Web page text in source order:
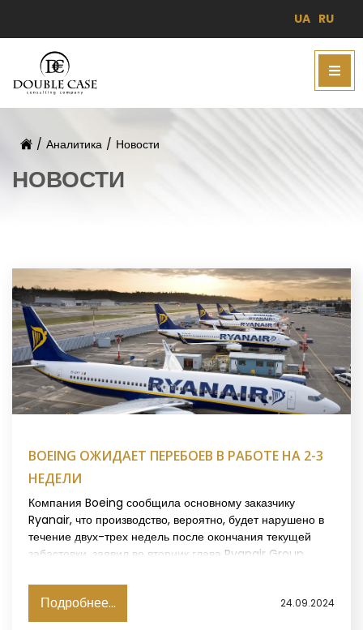
UA RU
/ Аналитика / Новости
НОВОСТИ
BOEING ОЖИДАЕТ ПЕРЕБОЕВ В РАБОТЕ НА 2-3
НЕДЕЛИ
Компания Boeing сообщила основному заказчику
Ryanair, что производство, вероятно, будет нарушено в
течение двух-трех недель после окончания текущей
забастовки, заявил во вторник глава Ryanair Group
Подробнее... 24.09.2024